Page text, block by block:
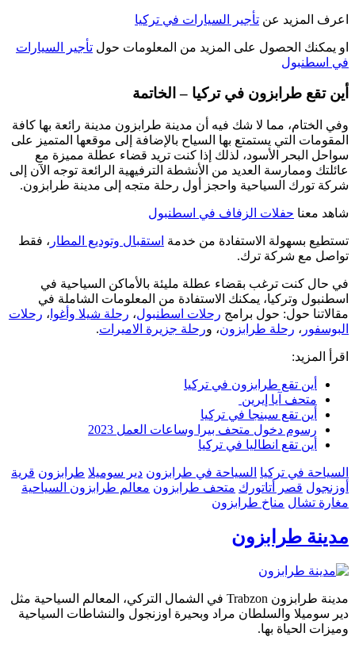
اعرف المزيد عن تأجير السيارات في تركيا
او يمكنك الحصول على المزيد من المعلومات حول تأجير السيارات
في اسطنبول
أين تقع طرابزون في تركيا – الخاتمة
وفي الختام، مما لا شك فيه أن مدينة طرابزون مدينة رائعة بها كافة
المقومات التي يستمتع بها السياح بالإضافة إلى موقعها المتميز على
سواحل البحر الأسود، لذلك إذا كنت تريد قضاء عطلة مميزة مع
عائلتك وممارسة العديد من الأنشطة الترفيهية الرائعة توجه الآن إلى
شركة تورك السياحية واحجز أول رحلة متجه إلى مدينة طرابزون.
شاهد معنا حفلات الزفاف في اسطنبول
تستطيع بسهولة الاستفادة من خدمة استقبال وتوديع المطار ، فقط
تواصل مع شركة ترك.
في حال كنت ترغب بقضاء عطلة مليئة بالأماكن السياحية في
اسطنبول وتركيا، يمكنك الاستفادة من المعلومات الشاملة في
مقالاتنا حول: حول برامج رحلات اسطنبول، رحلة شيلا وأغوا ، رحلات
البوسفور ، رحلة طرابزون، ورحلة جزيرة الاميرات.
اقرأ المزيد:
أين تقع طرابزون في تركيا
متحف آيا إيرين
أين تقع سبنجا في تركيا
رسوم دخول متحف بيرا وساعات العمل 2023
أين تقع انطاليا في تركيا
السياحة في تركيا السياحة في طرابزون دير سوميلا طرابزون قرية
أوزنجول قصر أتاتورك متحف طرابزون معالم طرابزون السياحية
مغارة تشال مناخ طرابزون
مدينة طرابزون
مدينة طرابزون Trabzon في الشمال التركي، المعالم السياحية مثل
دير سوميلا والسلطان مراد وبحيرة اوزنجول والنشاطات السياحية
وميزات الحياة بها.